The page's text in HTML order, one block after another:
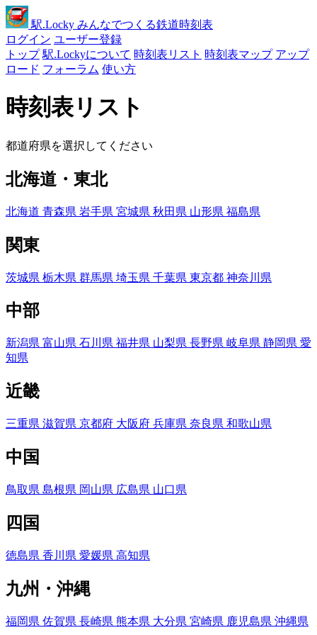
駅.Locky みんなでつくる鉄道時刻表
ログイン ユーザー登録
トップ 駅.Lockyについて 時刻表リスト 時刻表マップ アップ
ロード フォーラム 使い方
時刻表リスト
都道府県を選択してください
北海道・東北
北海道 青森県 岩手県 宮城県 秋田県 山形県 福島県
関東
茨城県 栃木県 群馬県 埼玉県 千葉県 東京都 神奈川県
中部
新潟県 富山県 石川県 福井県 山梨県 長野県 岐阜県 静岡県 愛
知県
近畿
三重県 滋賀県 京都府 大阪府 兵庫県 奈良県 和歌山県
中国
鳥取県 島根県 岡山県 広島県 山口県
四国
徳島県 香川県 愛媛県 高知県
九州・沖縄
福岡県 佐賀県 長崎県 熊本県 大分県 宮崎県 鹿児島県 沖縄県